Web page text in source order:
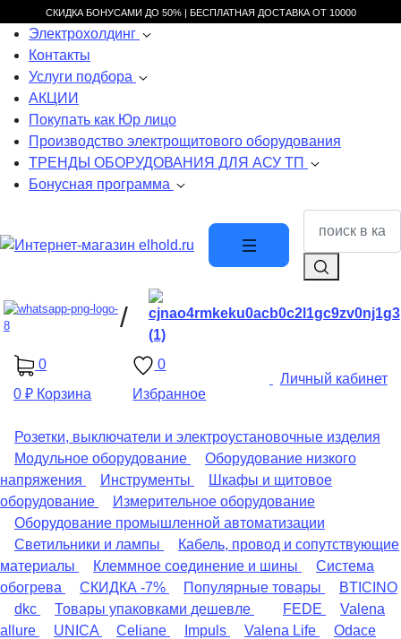
СКИДКА БОНУСАМИ ДО 50% | БЕСПЛАТНАЯ ДОСТАВКА ОТ 10000
Электрохолдинг
Контакты
Услуги подбора
АКЦИИ
Покупать как Юр лицо
Производство электрощитового оборудования
ТРЕНДЫ ОБОРУДОВАНИЯ ДЛЯ АСУ ТП
Бонусная программа
/
0
0 ₽ Корзина
Личный кабинет
0
Избранное
Розетки, выключатели и электроустановочные изделия
Модульное оборудование
Оборудование низкого
напряжения
Инструменты
Шкафы и щитовое
оборудование
Измерительное оборудование
Оборудование промышленной автоматизации
Светильники и лампы
Кабель, провод и сопутствующие
материалы
Клеммное соединение и шины
Система
обогрева
СКИДКА -7% Популярные товары
BTICINO
dkc
Товары упаковками дешевле FEDE
Valena
allure
UNICA Celiane Impuls Valena Life
Odace